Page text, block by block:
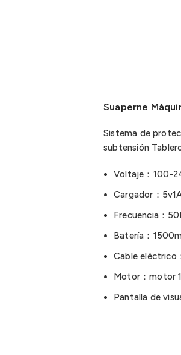
Suaperne
Sistema de
subtensión
Voltaje：100-
Cargador：
Frecuencia：
Batería：
Cable eléctrico
Motor：motor
Pantalla de